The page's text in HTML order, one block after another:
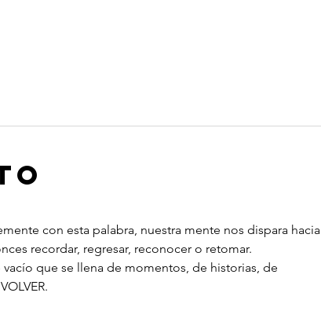
con esta palabra, nuestra mente nos dispara hacia
recordar, regresar, reconocer o retomar.
que se llena de momentos, de historias, de